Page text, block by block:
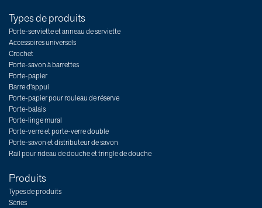
Types de produits
Porte-serviette et anneau de serviette
Accessoires universels
Crochet
Porte-savon à barrettes
Porte-papier
Barre d'appui
Porte-papier pour rouleau de réserve
Porte-balais
Porte-linge mural
Porte-verre et porte-verre double
Porte-savon et distributeur de savon
Rail pour rideau de douche et tringle de douche
Produits
Types de produits
Séries